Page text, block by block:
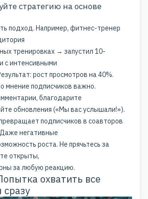
стратегию на основе
подход. Например, фитнес-тренер
тренировках → запустил 10-
с интенсивными
рост просмотров на 40%.
мнение подписчиков важно.
благодарите
обновления («Мы вас услышали!»).
подписчиков в соавторов
негативные
роста. Не прячьтесь за
открыты,
за любую реакцию.
охватить все